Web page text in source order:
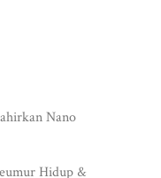
Nano
Hidup &